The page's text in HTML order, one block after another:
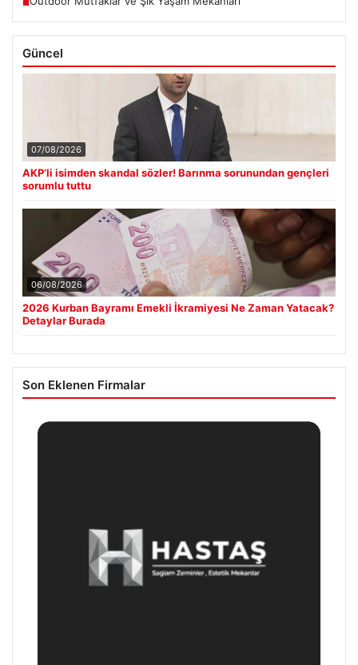
■
Güncel
07/08/2026
AKP’li isimden skandal sözler! Barınma sorunundan gençleri
sorumlu tuttu
06/08/2026
2026 Kurban Bayramı Emekli İkramiyesi Ne Zaman Yatacak?
Detaylar Burada
Son Eklenen Firmalar